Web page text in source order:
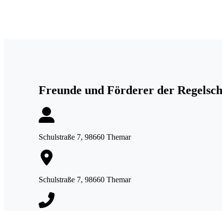
Freunde und Förderer der
Schulstraße 7, 98660 Themar
Schulstraße 7, 98660 Themar